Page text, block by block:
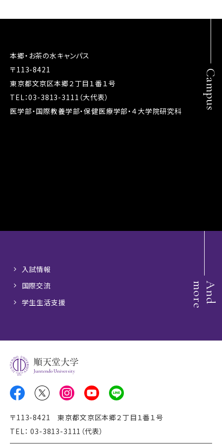
Campus
本郷・お茶の水キャンパス
〒113-8421
東京都文京区本郷２丁目１番１号
TEL：03-3813-3111（大代表）
医学部・国際教養学部・保健医療学部・４大学院研究科
A
n
d
m
o
r
e
入試情報
国際交流
学生生活支援
Juntendo University
〒113-8421 東京都文京区本郷２丁目１番１号
TEL： 03-3813-3111（代表）